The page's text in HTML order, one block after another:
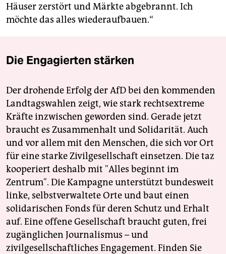
Häuser zerstört und Märkte abgebrannt. Ich
möchte das alles wiederaufbauen.“
Die Engagierten stärken
Der drohende Erfolg der AfD bei den kommenden
Landtagswahlen zeigt, wie stark rechtsextreme
Kräfte inzwischen geworden sind. Gerade jetzt
braucht es Zusammenhalt und Solidarität. Auch
und vor allem mit den Menschen, die sich vor Ort
für eine starke Zivilgesellschaft einsetzen. Die taz
kooperiert deshalb mit "Alles beginnt im
Zentrum". Die Kampagne unterstützt bundesweit
linke, selbstverwaltete Orte und baut einen
solidarischen Fonds für deren Schutz und Erhalt
auf. Eine offene Gesellschaft braucht guten, frei
zugänglichen Journalismus – und
zivilgesellschaftliches Engagement. Finden Sie